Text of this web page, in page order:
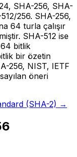
SHA-256, SHA-
256. SHA-256,
64 turla çalışır
SHA-512 ise
bitlik
bir özetin
256, NIST, IETF
öneri
(SHA-2) →